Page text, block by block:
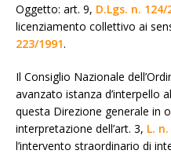
Oggetto: art. 9, D.Lgs. n. 124/
licenziamento collettivo ai
223/1991.
Il Consiglio Nazionale
avanzato istanza d’interpello
questa Direzione generale in
interpretazione dell’art. 3, L.
l’intervento straordinario di